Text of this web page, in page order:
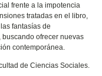
frente a la impotencia
tratadas en el libro,
fantasías de
ofrecer nuevas
contemporánea.
de Ciencias Sociales.